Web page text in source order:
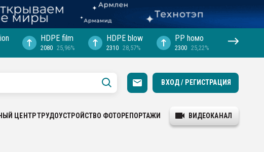
HDPE film
2080 25,96%
HDPE blow
2310 28,57%
PP hомо
2300 25,22%
ВХОД / РЕГИСТРАЦИЯ
ЦЕНТРТРУДОУСТРОЙСТВО ФОТОРЕПОРТАЖИ ВИДЕОКАНАЛ